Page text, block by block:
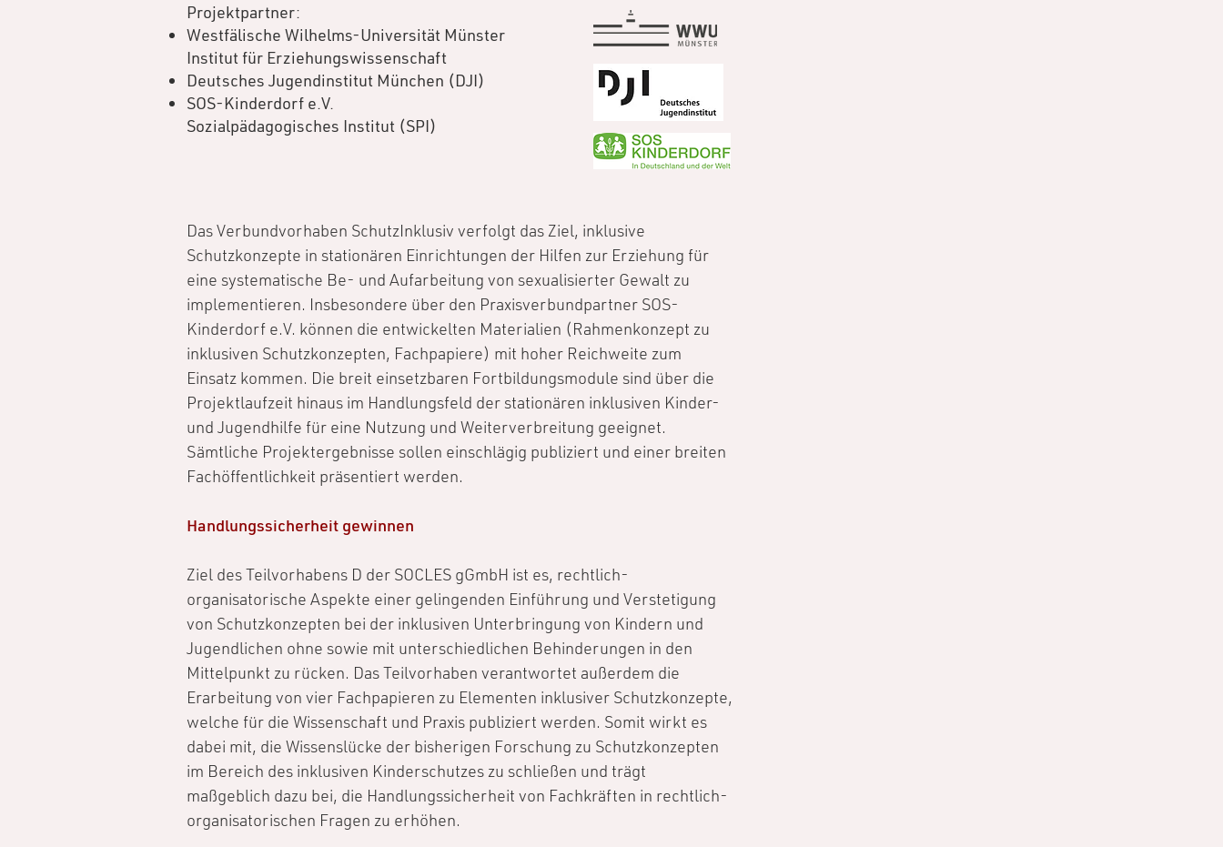
Projektpartner:
Westfälische Wilhelms-Universität Münster
Institut für Erziehungswissenschaft
Deutsches Jugendinstitut München (DJI)
SOS-Kinderdorf e.V.
Sozialpädagogisches Institut (SPI)
Das Verbundvorhaben SchutzInklusiv verfolgt das Ziel, inklusive
Schutzkonzepte in stationären Einrichtungen der Hilfen zur Erziehung für
eine systematische Be- und Aufarbeitung von sexualisierter Gewalt zu
implementieren. Insbesondere über den Praxisverbundpartner SOS-
Kinderdorf e.V. können die entwickelten Materialien (Rahmenkonzept zu
inklusiven Schutzkonzepten, Fachpapiere) mit hoher Reichweite zum
Einsatz kommen. Die breit einsetzbaren Fortbildungsmodule sind über die
Projektlaufzeit hinaus im Handlungsfeld der stationären inklusiven Kinder-
und Jugendhilfe für eine Nutzung und Weiterverbreitung geeignet.
Sämtliche Projektergebnisse sollen einschlägig publiziert und einer breiten
Fachöffentlichkeit präsentiert werden.
Handlungssicherheit gewinnen
Ziel des Teilvorhabens D der SOCLES gGmbH ist es, rechtlich-
organisatorische Aspekte einer gelingenden Einführung und Verstetigung
von Schutzkonzepten bei der inklusiven Unterbringung von Kindern und
Jugendlichen ohne sowie mit unterschiedlichen Behinderungen in den
Mittelpunkt zu rücken. Das Teilvorhaben verantwortet außerdem die
Erarbeitung von vier Fachpapieren zu Elementen inklusiver Schutzkonzepte,
welche für die Wissenschaft und Praxis publiziert werden. Somit wirkt es
dabei mit, die Wissenslücke der bisherigen Forschung zu Schutzkonzepten
im Bereich des inklusiven Kinderschutzes zu schließen und trägt
maßgeblich dazu bei, die Handlungssicherheit von Fachkräften in rechtlich-
organisatorischen Fragen zu erhöhen.